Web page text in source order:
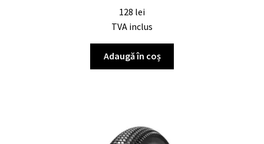
128 lei
TVA inclus
Adaugă în coș